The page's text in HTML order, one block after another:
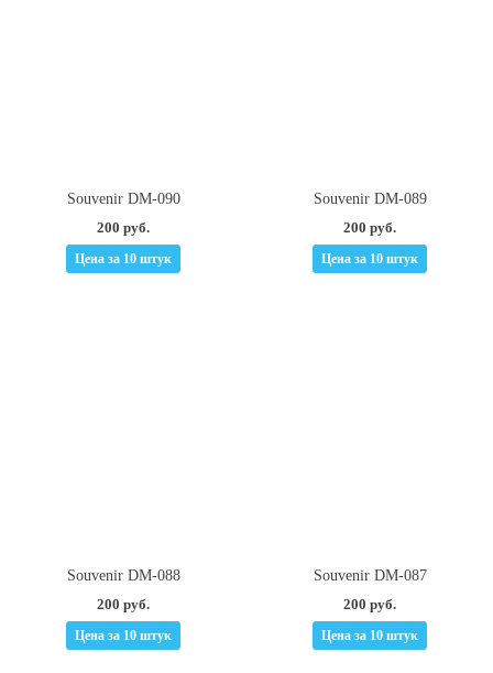
Souvenir DM-090
200 руб.
Цена за 10 штук
Souvenir DM-089
200 руб.
Цена за 10 штук
Souvenir DM-088
200 руб.
Цена за 10 штук
Souvenir DM-087
200 руб.
Цена за 10 штук